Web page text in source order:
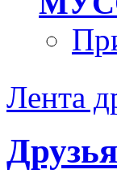
Лента
Друзья